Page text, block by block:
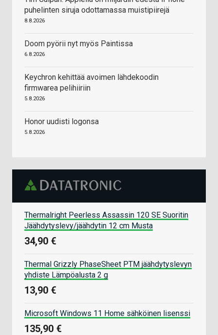
puhelinten siruja odottamassa muistipiirejä
8.8.2026
Doom pyörii nyt myös Paintissa
6.8.2026
Keychron kehittää avoimen lähdekoodin
firmwarea pelihiiriin
5.8.2026
Honor uudisti logonsa
5.8.2026
Thermalright Peerless Assassin 120 SE Suoritin
Jäähdytyslevy/jäähdytin 12 cm Musta
34,90 €
Thermal Grizzly PhaseSheet PTM jäähdytyslevyn
yhdiste Lämpöalusta 2 g
13,90 €
Microsoft Windows 11 Home sähköinen lisenssi
135,90 €